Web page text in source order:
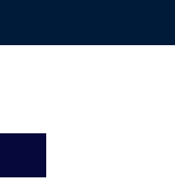
Lecce